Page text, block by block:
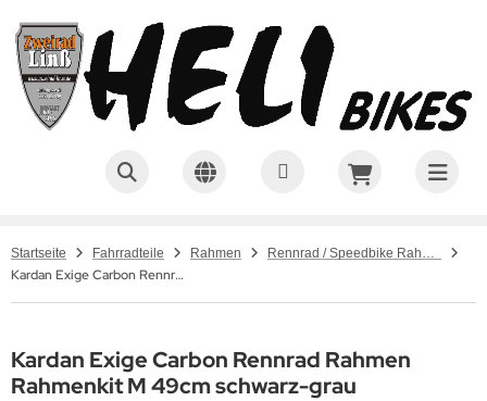
Startseite Fahrradteile Rahmen Rennrad / Speedbike Rahmen
Kardan Exige Carbon Rennrad Rahmen Rahmenkit M 49cm schwarz-grau
Kardan Exige Carbon Rennrad Rahmen
Rahmenkit M 49cm schwarz-grau